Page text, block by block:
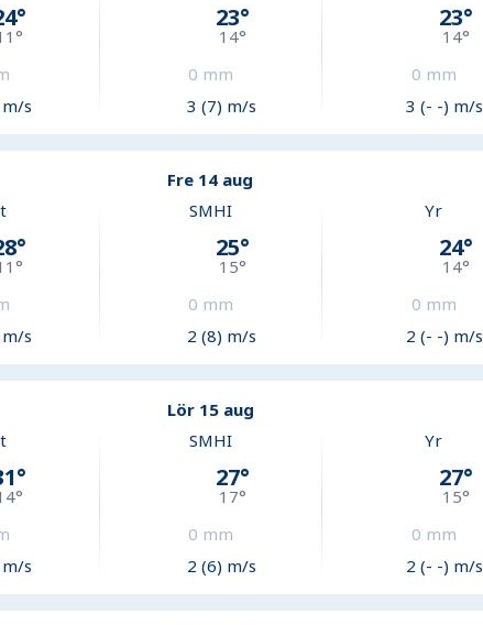
°
°
s
23°
14°
0 mm
3 (7) m/s
23°
14°
0 mm
3 (- -) m/s
Fre 14 aug
°
°
s
SMHI
25°
15°
0 mm
2 (8) m/s
Yr
24°
14°
0 mm
2 (- -) m/s
Lör 15 aug
°
°
s
SMHI
27°
17°
0 mm
2 (6) m/s
Yr
27°
15°
0 mm
2 (- -) m/s